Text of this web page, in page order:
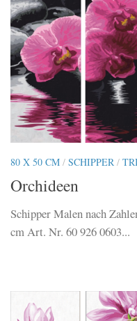
80 X 50 CM / SCHIPPER /
Orchideen
Schipper Malen nach
cm Art. Nr. 60 926 0603...